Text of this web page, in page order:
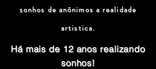
sonhos de anônimos a realidade
artistica.
Há mais de 12 anos realizando
sonhos!